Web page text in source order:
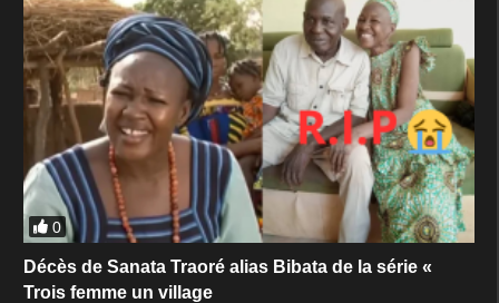
0
Décès de Sanata Traoré alias Bibata de la série «
Trois femme un village